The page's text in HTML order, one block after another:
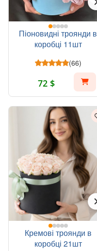
Піоновидні троянди в
коробці 11шт
(66)
72 $
Кремові троянди в
коробці 21шт